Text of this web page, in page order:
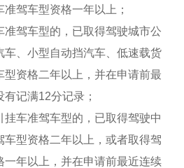
驾车型资格一年以上；
准驾车型的，已取得驾驶城市公
车、小型自动挡汽车、低速载货
资格二年以上，并在申请前最
记满12分记录；
挂车准驾车型的，已取得驾驶中
型资格二年以上，或者取得驾
一年以上，并在申请前最近连续